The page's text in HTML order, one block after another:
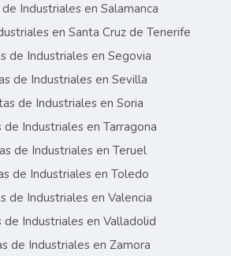
Industriales en Salamanca
en Santa Cruz de Tenerife
de Industriales en Segovia
de Industriales en Sevilla
de Industriales en Soria
de Industriales en Tarragona
de Industriales en Teruel
de Industriales en Toledo
de Industriales en Valencia
de Industriales en Valladolid
de Industriales en Zamora